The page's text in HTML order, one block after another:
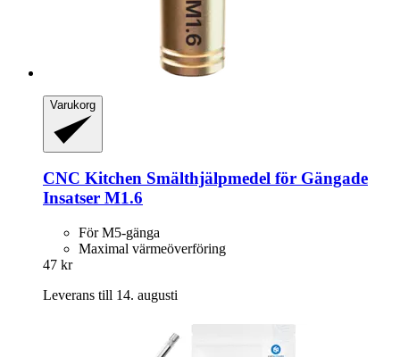
Varukorg
CNC Kitchen Smälthjälpmedel för Gängade
Insatser M1.6
För M5-gänga
Maximal värmeöverföring
47 kr
Leverans till 14. augusti